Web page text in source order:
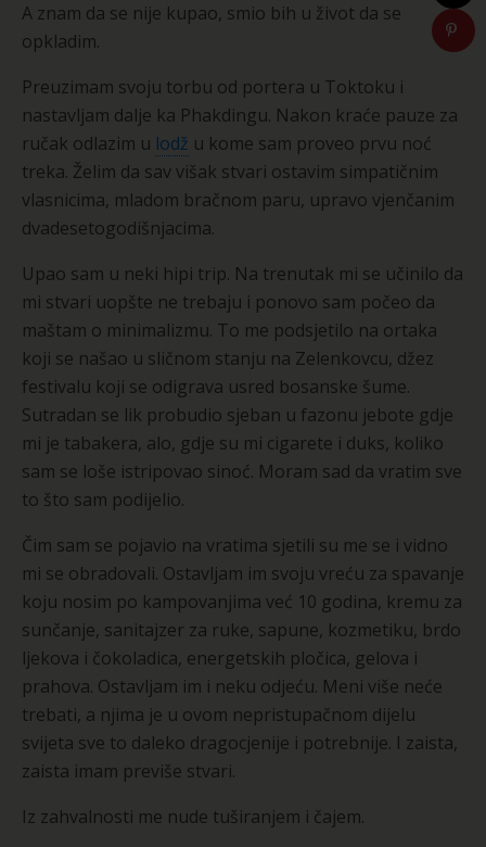
A znam da se nije kupao, smio bih u život da se
opkladim.
Preuzimam svoju torbu od portera u Toktoku i
nastavljam dalje ka Phakdingu. Nakon kraće pauze za
ručak odlazim u lodž u kome sam proveo prvu noć
treka. Želim da sav višak stvari ostavim simpatičnim
vlasnicima, mladom bračnom paru, upravo vjenčanim
dvadesetogodišnjacima.
Upao sam u neki hipi trip. Na trenutak mi se učinilo da
mi stvari uopšte ne trebaju i ponovo sam počeo da
maštam o minimalizmu. To me podsjetilo na ortaka
koji se našao u sličnom stanju na Zelenkovcu, džez
festivalu koji se odigrava usred bosanske šume.
Sutradan se lik probudio sjeban u fazonu jebote gdje
mi je tabakera, alo, gdje su mi cigarete i duks, koliko
sam se loše istripovao sinoć. Moram sad da vratim sve
to što sam podijelio.
Čim sam se pojavio na vratima sjetili su me se i vidno
mi se obradovali. Ostavljam im svoju vreću za spavanje
koju nosim po kampovanjima već 10 godina, kremu za
sunčanje, sanitajzer za ruke, sapune, kozmetiku, brdo
ljekova i čokoladica, energetskih pločica, gelova i
prahova. Ostavljam im i neku odjeću. Meni više neće
trebati, a njima je u ovom nepristupačnom dijelu
svijeta sve to daleko dragocjenije i potrebnije. I zaista,
zaista imam previše stvari.
Iz zahvalnosti me nude tuširanjem i čajem.